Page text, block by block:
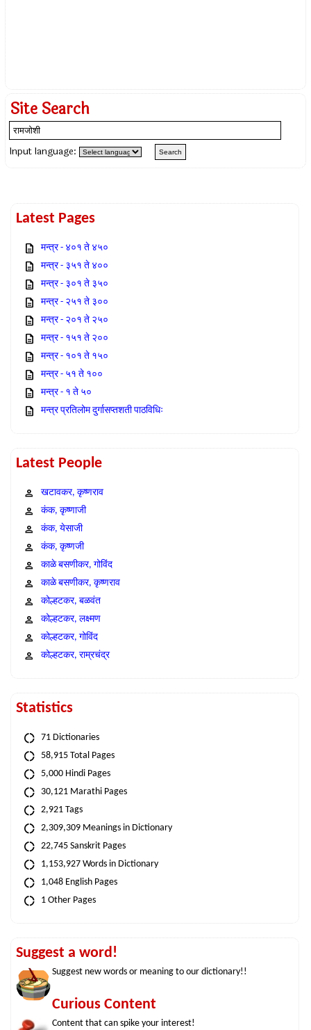
Site Search
Input language:
Latest Pages
मन्त्र - ४०१ ते ४५०
मन्त्र - ३५१ ते ४००
मन्त्र - ३०१ ते ३५०
मन्त्र - २५१ ते ३००
मन्त्र - २०१ ते २५०
मन्त्र - १५१ ते २००
मन्त्र - १०१ ते १५०
मन्त्र - ५१ ते १००
मन्त्र - १ ते ५०
मन्त्र प्रतिलोम दुर्गासप्तशती पाठविधिः
Latest People
खटावकर, कृष्णराव
कंक, कृष्णाजी
कंक, येसाजी
कंक, कृष्णजी
काळे बसणीकर, गोविंद
काळे बसणीकर, कृष्णराव
कोल्हटकर, बळवंत
कोल्हटकर, लक्ष्मण
कोल्हटकर, गोविंद
कोल्हटकर, राम्रचंद्र
Statistics
71 Dictionaries
58,915 Total Pages
5,000 Hindi Pages
30,121 Marathi Pages
2,921 Tags
2,309,309 Meanings in Dictionary
22,745 Sanskrit Pages
1,153,927 Words in Dictionary
1,048 English Pages
1 Other Pages
Suggest a word!
Suggest new words or meaning to our dictionary!!
Curious Content
Content that can spike your interest!